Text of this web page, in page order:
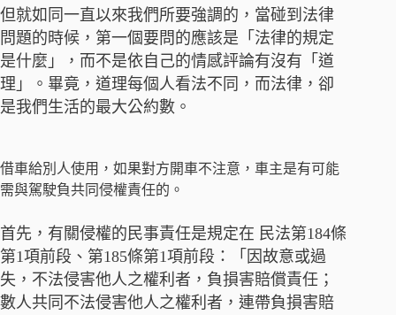
但就如同一直以來我們所要強調的，當碰到法律
問題的時候，第一個要問的應該是「法律的規定
是什麼」，而不是依自己的情感評論有沒有「道
理」。畢竟，道理每個人看法不同，而法律，卻
是我們生活的最大公約數。
借車給別人使用，如果對方開車不注意，車主是有可能
需與駕駛負共同侵權責任的。
首先，有關侵權的民事責任是規定在 民法第184條
第1項前段、第185條第1項前段：「因故意或過
失，不法侵害他人之權利者，負損害賠償責任；
數人共同不法侵害他人之權利者，連帶負損害賠